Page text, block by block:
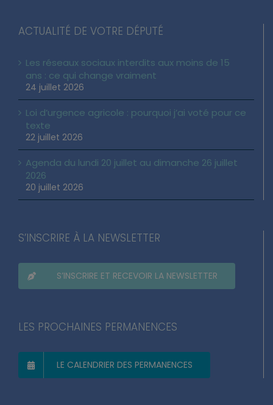
ACTUALITÉ DE VOTRE DÉPUTÉ
Les réseaux sociaux interdits aux moins de 15
ans : ce qui change vraiment
24 juillet 2026
Loi d’urgence agricole : pourquoi j’ai voté pour ce
texte
22 juillet 2026
Agenda du lundi 20 juillet au dimanche 26 juillet
2026
20 juillet 2026
S’INSCRIRE À LA NEWSLETTER
S’INSCRIRE ET RECEVOIR LA NEWSLETTER
LES PROCHAINES PERMANENCES
LE CALENDRIER DES PERMANENCES